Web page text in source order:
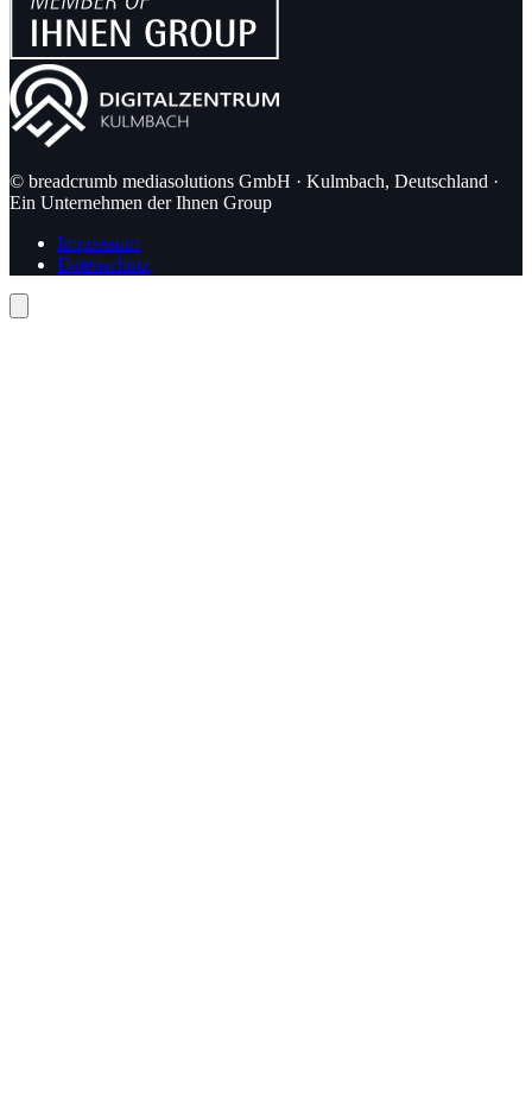
© breadcrumb mediasolutions GmbH · Kulmbach, Deutschland ·
Ein Unternehmen der Ihnen Group
Impressum
Datenschutz